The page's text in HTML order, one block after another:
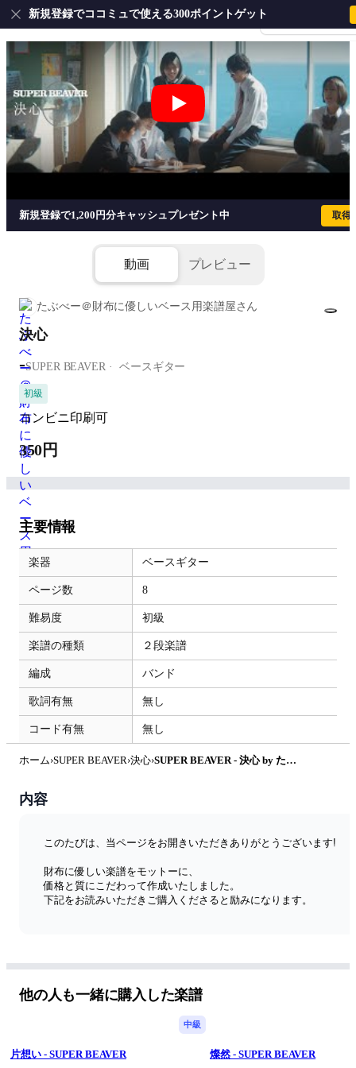
会員登録・ログイ
新規登録でココミュで使える300ポイントゲット
決心 - SUPER BEAVER
新規登録で1,200円分キャッシュプレゼント中 取得
動画 プレビュー
たぶべー＠財布に優しいベース用楽譜屋さん
決心
-SUPER BEAVER ベースギター
初級
コンビニ印刷可
350円
主要情報
楽器 ベースギター
ページ数 8
難易度 初級
楽譜の種類 ２段楽譜
編成 バンド
歌詞有無 無し
コード有無 無し
ホーム›SUPER BEAVER›決心› SUPER BEAVER - 決心 by たぶべー@財布に優しいベース用楽譜屋さん
内容
このたびは、当ページをお開きいただきありがとうございます!
財布に優しい楽譜をモットーに、
価格と質にこだわって作成いたしました。
下記をお読みいただきご購入くださると励みになります。
安値で、更に私自身ベーシストとして見やすさにもこだわって
作成し、販売をしております。
ます。
他の人も一緒に購入した楽譜
中級
片想い - SUPER BEAVER 燦然 - SUPER BEAVER